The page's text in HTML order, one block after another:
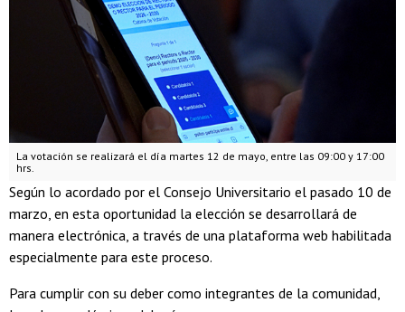
La votación se realizará el día martes 12 de mayo, entre las 09:00 y 17:00
hrs.
Según lo acordado por el Consejo Universitario el pasado 10 de
marzo, en esta oportunidad la elección se desarrollará de
manera electrónica, a través de una plataforma web habilitada
especialmente para este proceso.
Para cumplir con su deber como integrantes de la comunidad,